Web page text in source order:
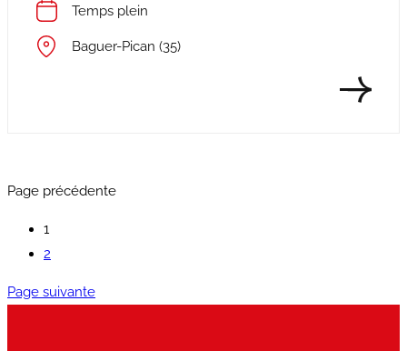
Temps plein
Baguer-Pican (35)
Page précédente
1
2
Page suivante